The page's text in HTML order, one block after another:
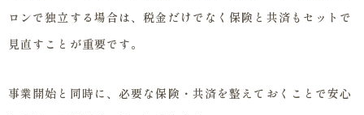
ロンで独立する場合は、税金だけでなく保険と共済もセットで
見直すことが重要です。
事業開始と同時に、必要な保険・共済を整えておくことで安心